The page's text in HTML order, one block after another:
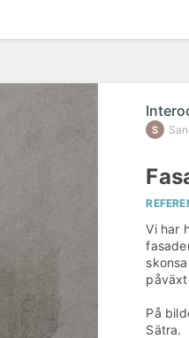
Vi har
På
Sätra.